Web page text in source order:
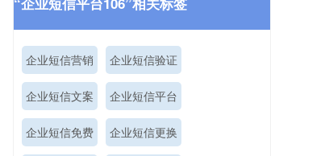
企业短信营销 企业短信验证
企业短信文案 企业短信平台
企业短信免费 企业短信更换